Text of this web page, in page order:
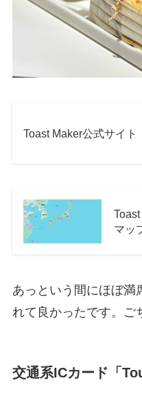
Toast Maker公式サイト
マッ
あっという間にほぼ満
れて良かったです。ご
交通系ICカード「